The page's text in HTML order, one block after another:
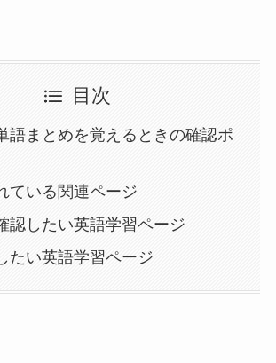
目次
語まとめを覚えるときの確認ポ
ている関連ページ
認したい英語学習ページ
たい英語学習ページ